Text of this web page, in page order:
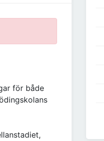
för både